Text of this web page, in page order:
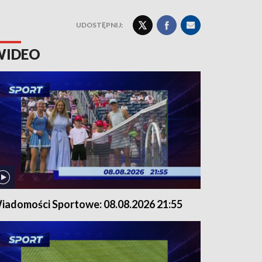
UDOSTĘPNIJ:
Sportowe: 08.08.2026 21:55